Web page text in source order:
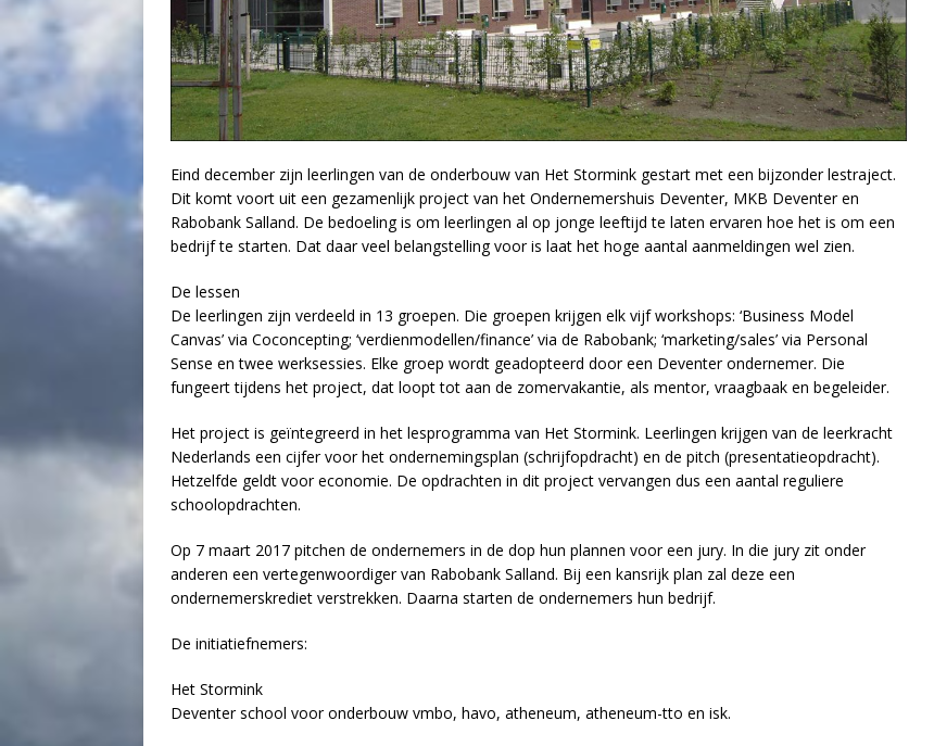
Eind december zijn leerlingen van de onderbouw van Het Stormink gestart met een bijzonder lestraject.
Dit komt voort uit een gezamenlijk project van het Ondernemershuis Deventer, MKB Deventer en
Rabobank Salland. De bedoeling is om leerlingen al op jonge leeftijd te laten ervaren hoe het is om een
bedrijf te starten. Dat daar veel belangstelling voor is laat het hoge aantal aanmeldingen wel zien.
De lessen
De leerlingen zijn verdeeld in 13 groepen. Die groepen krijgen elk vijf workshops: ‘Business Model
Canvas’ via Coconcepting; ‘verdienmodellen/finance’ via de Rabobank; ‘marketing/sales’ via Personal
Sense en twee werksessies. Elke groep wordt geadopteerd door een Deventer ondernemer. Die
fungeert tijdens het project, dat loopt tot aan de zomervakantie, als mentor, vraagbaak en begeleider.
Het project is geïntegreerd in het lesprogramma van Het Stormink. Leerlingen krijgen van de leerkracht
Nederlands een cijfer voor het ondernemingsplan (schrijfopdracht) en de pitch (presentatieopdracht).
Hetzelfde geldt voor economie. De opdrachten in dit project vervangen dus een aantal reguliere
schoolopdrachten.
Op 7 maart 2017 pitchen de ondernemers in de dop hun plannen voor een jury. In die jury zit onder
anderen een vertegenwoordiger van Rabobank Salland. Bij een kansrijk plan zal deze een
ondernemerskrediet verstrekken. Daarna starten de ondernemers hun bedrijf.
De initiatiefnemers:
Het Stormink
Deventer school voor onderbouw vmbo, havo, atheneum, atheneum-tto en isk.